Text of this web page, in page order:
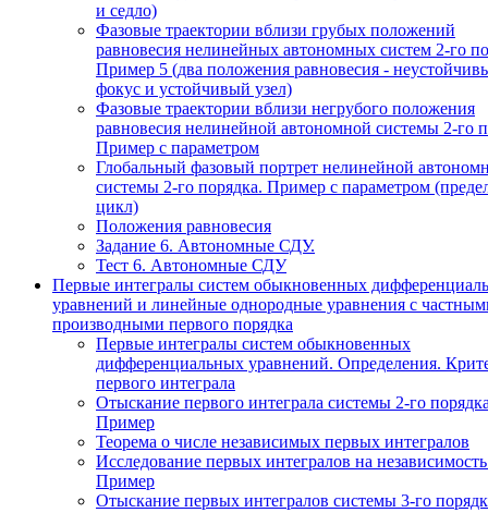
и седло)
Фазовые траектории вблизи грубых положений
равновесия нелинейных автономных систем 2-го
Пример 5 (два положения равновесия -
фокус и устойчивый узел)
Фазовые траектории вблизи негрубого положения
равновесия нелинейной автономной системы 2-го
Пример с параметром
Глобальный фазовый портрет нелинейной
системы 2-го порядка. Пример с параметром
цикл)
Положения равновесия
Задание 6. Автономные СДУ.
Тест 6. Автономные СДУ
Первые интегралы систем обыкновенных
уравнений и линейные однородные уравнения с
производными первого порядка
Первые интегралы систем обыкновенных
дифференциальных уравнений. Определения.
первого интеграла
Отыскание первого интеграла системы 2-го
Пример
Теорема о числе независимых первых интегралов
Исследование первых интегралов на
Пример
Отыскание первых интегралов системы 3-го